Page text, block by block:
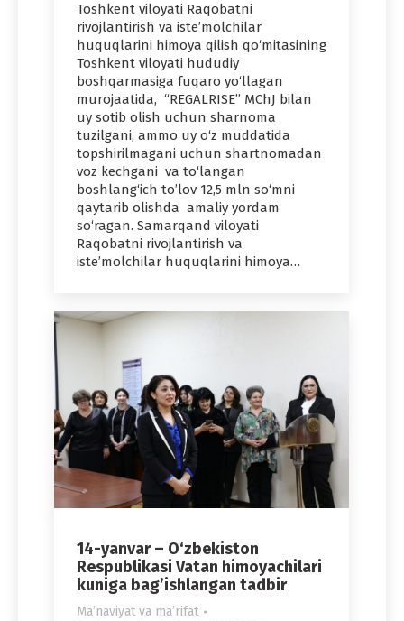
Toshkent viloyati Raqobatni
rivojlantirish va iste’molchilar
huquqlarini himoya qilish qo‘mitasining
Toshkent viloyati hududiy
boshqarmasiga fuqaro yo‘llagan
murojaatida, “REGALRISE” MChJ bilan
uy sotib olish uchun sharnoma
tuzilgani, ammo uy o‘z muddatida
topshirilmagani uchun shartnomadan
voz kechgani va to‘langan
boshlang‘ich to’lov 12,5 mln so‘mni
qaytarib olishda amaliy yordam
so‘ragan. Samarqand viloyati
Raqobatni rivojlantirish va
iste’molchilar huquqlarini himoya…
14-yanvar – O‘zbekiston
Respublikasi Vatan himoyachilari
kuniga bag’ishlangan tadbir
Maʼnaviyat va maʼrifat